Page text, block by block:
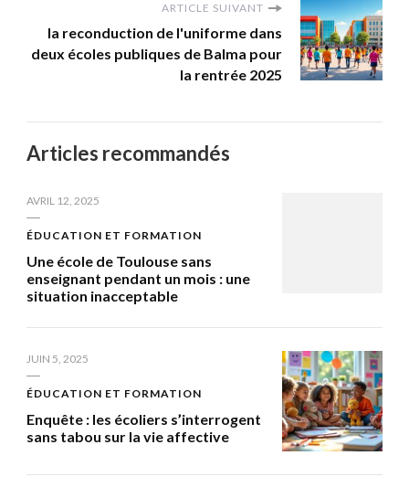
ARTICLE SUIVANT
la reconduction de l'uniforme dans
deux écoles publiques de Balma pour
la rentrée 2025
Articles recommandés
AVRIL 12, 2025
ÉDUCATION ET FORMATION
Une école de Toulouse sans
enseignant pendant un mois : une
situation inacceptable
JUIN 5, 2025
ÉDUCATION ET FORMATION
Enquête : les écoliers s’interrogent
sans tabou sur la vie affective